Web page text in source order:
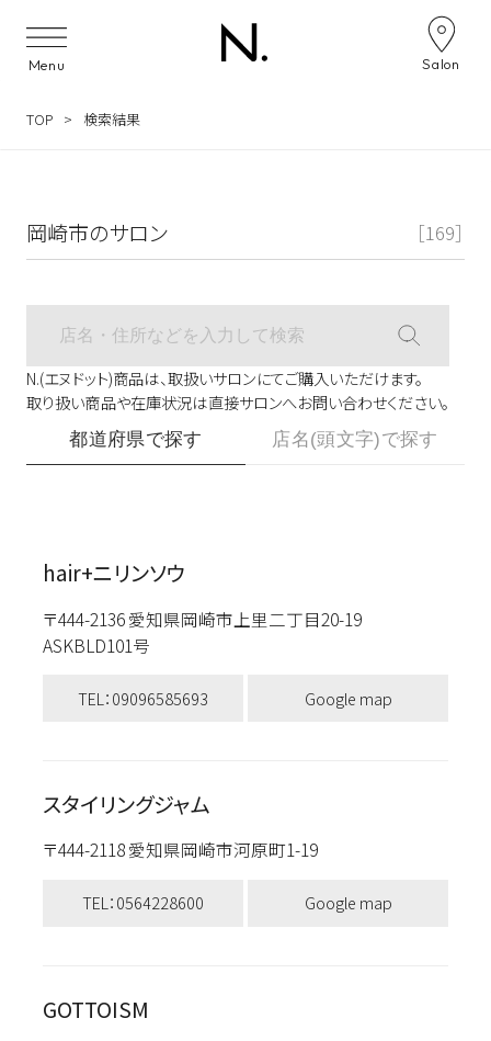
Menu Salon
TOP 検索結果
岡崎市のサロン ［169］
N.(エヌドット)商品は、取扱いサロンにてご購入いただけます。
取り扱い商品や在庫状況は直接サロンへお問い合わせください。
都道府県で探す 店名(頭文字)で探す
hair+ニリンソウ
〒444-2136 愛知県岡崎市上里二丁目20-19
ASKBLD101号
TEL：09096585693 Google map
スタイリングジャム
〒444-2118 愛知県岡崎市河原町1-19
TEL：0564228600 Google map
GOTTOISM
サロン検索ナビゲーション